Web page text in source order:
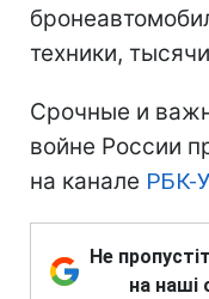
техники,
Срочные и
войне России
на канале РБК-
Не
на наші